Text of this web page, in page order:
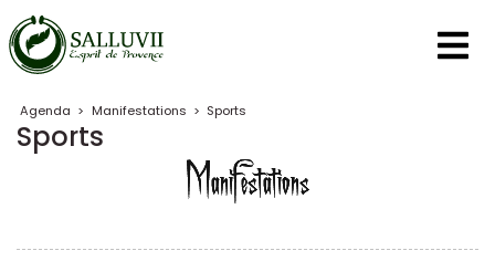
Panneau de gestion des cookies
Agenda > Manifestations > Sports
Sports